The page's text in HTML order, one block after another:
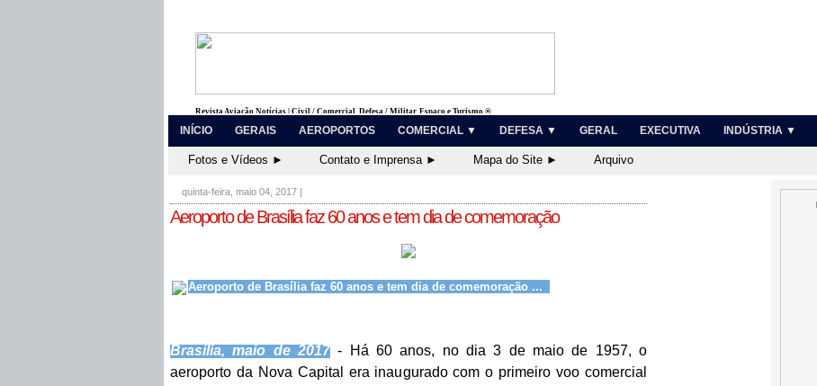
Revista Aviação Notícias | Civil / Comercial, Defesa / Militar, Espaço e Turismo ®
INÍCIO GERAIS AEROPORTOS COMERCIAL ▼ DEFESA ▼ GERAL EXECUTIVA INDÚSTRIA ▼
Fotos e Vídeos ► Contato e Imprensa ► Mapa do Site ► Arquivo
quinta-feira, maio 04, 2017 |
Aeroporto de Brasília faz 60 anos e tem dia de comemoração
Aeroporto de Brasília faz 60 anos e tem dia de comemoração ...
Brasília, maio de 2017 - Há 60 anos, no dia 3 de maio de 1957, o
aeroporto da Nova Capital era inaugurado com o primeiro voo comercial